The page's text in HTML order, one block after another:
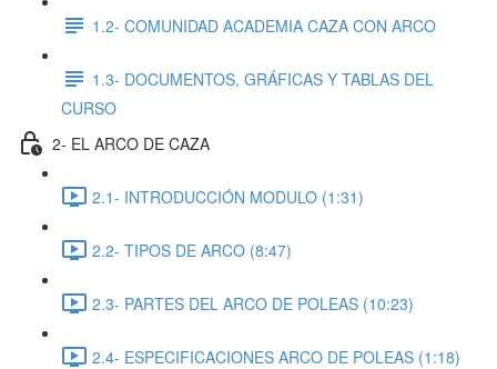
1.2- COMUNIDAD ACADEMIA CAZA CON ARCO
1.3- DOCUMENTOS, GRÁFICAS Y TABLAS DEL
CURSO
2- EL ARCO DE CAZA
2.1- INTRODUCCIÓN MODULO (1:31)
2.2- TIPOS DE ARCO (8:47)
2.3- PARTES DEL ARCO DE POLEAS (10:23)
2.4- ESPECIFICACIONES ARCO DE POLEAS (1:18)